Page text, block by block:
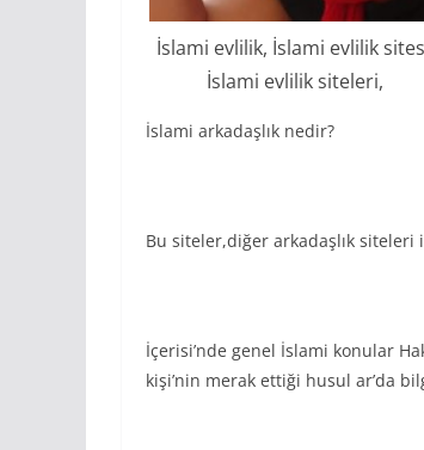
İslami evlilik, İslami evlilik
İslami evlilik siteleri,
İslami arkadaşlık nedir?
Bu siteler,diğer arkadaşlık siteleri
İçerisi’nde genel İslami konular
kişi’nin merak ettiği husul ar’da